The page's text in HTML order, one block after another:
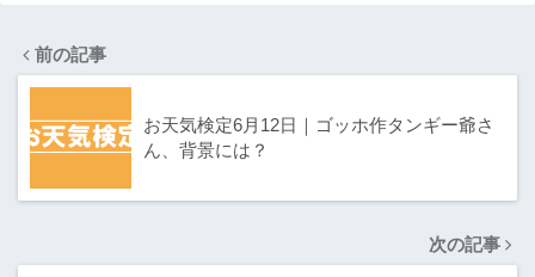
前の記事
お天気検定6月12日｜ゴッホ作タンギー爺さ
ん、背景には？
次の記事